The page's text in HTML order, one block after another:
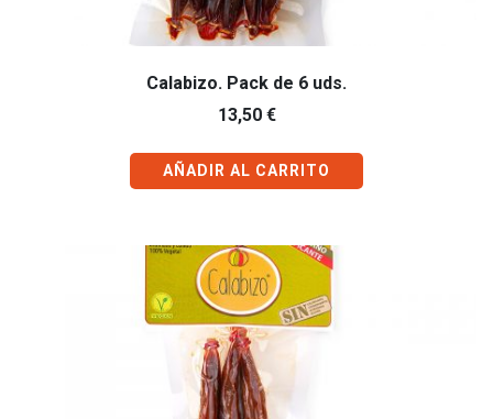
Calabizo. Pack de 6 uds.
13,50 €
AÑADIR AL CARRITO